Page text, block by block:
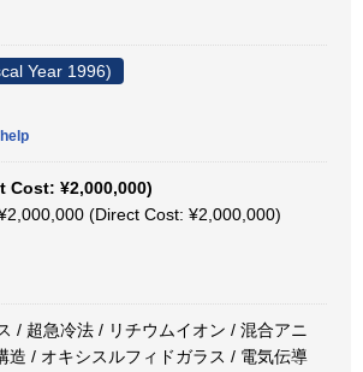
Year 1996)
Cost: ¥2,000,000)
(Direct Cost: ¥2,000,000)
/ 超急冷法 / リチウムイオン / 混合アニ
造 / オキシスルフィドガラス / 電気伝導